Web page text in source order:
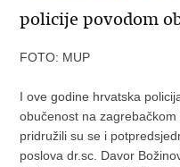
policije povodom
FOTO: MUP
I ove godine hrvatska
obučenost na
pridružili su se i
poslova dr.sc. Davor